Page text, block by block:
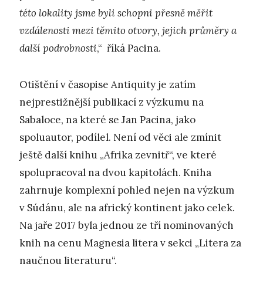
této lokality jsme byli schopni přesně měřit
vzdálenosti mezi těmito otvory, jejich průměry a
další podrobnosti,“ říká Pacina.
Otištění v časopise Antiquity je zatím
nejprestižnější publikací z výzkumu na
Sabaloce, na které se Jan Pacina, jako
spoluautor, podílel. Není od věci ale zmínit
ještě další knihu „Afrika zevnitř“, ve které
spolupracoval na dvou kapitolách. Kniha
zahrnuje komplexní pohled nejen na výzkum
v Súdánu, ale na africký kontinent jako celek.
Na jaře 2017 byla jednou ze tří nominovaných
knih na cenu Magnesia litera v sekci „Litera za
naučnou literaturu“.